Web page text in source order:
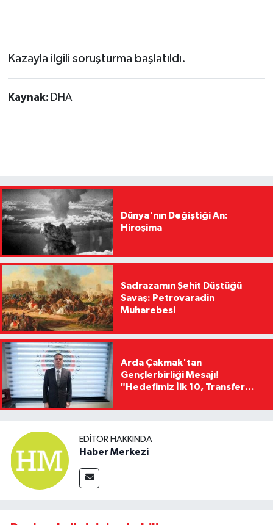
Kazayla ilgili soruşturma başlatıldı.
Kaynak: DHA
Dünya'nın Değiştiği An:
Hiroşima
Sadrazamın Şehit Düştüğü
Savaş: Petrovaradin
Muharebesi
Arda Çakmak'tan
Gençlerbirliği Mesajı!
"Hedefimiz İlk 10, Transfer
Kaldıracağız"
EDITÖR HAKKINDA
Haber Merkezi